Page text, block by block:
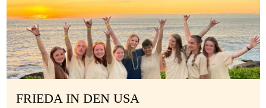
FRIEDA IN DEN USA